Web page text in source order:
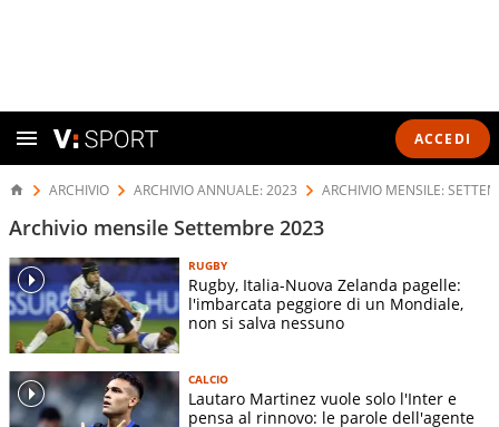
ACCEDI
ARCHIVIO ARCHIVIO ANNUALE: 2023 ARCHIVIO MENSILE:
Archivio mensile Settembre 2023
RUGBY
Rugby, Italia-Nuova Zelanda pagelle:
l'imbarcata peggiore di un Mondiale,
non si salva nessuno
CALCIO
Lautaro Martinez vuole solo l'Inter e
pensa al rinnovo: le parole dell'agente